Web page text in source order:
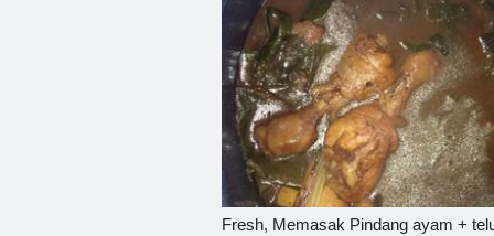
Fresh, Memasak Pindang ayam +